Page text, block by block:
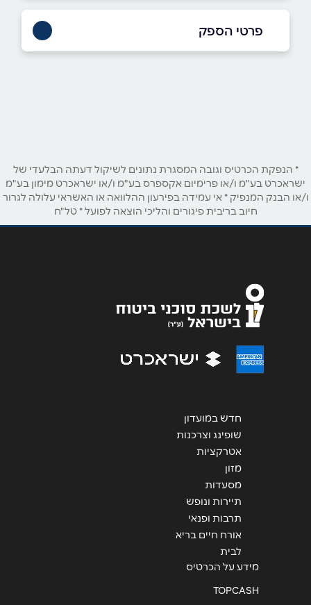
פרטי הספק
1700-70-66-55
באתר בפייסבוק
באינסטגרם
ביוטיוב
שם מלא
אנא חזרו אלי בקשר ל...
* הנפקת הכרטיס וגובה המסגרת נתונים לשיקול דעתה הבלעדי של
ישראכרט בע"מ ו/או פרימיום אקספרס בע"מ ו/או ישראכרט מימון בע"מ
ו/או הבנק המנפיק * אי עמידה בפירעון ההלוואה או האשראי עלולה לגרור
חיוב בריבית פיגורים והליכי הוצאה לפועל * טל"ח
חדש במועדון
שופינג וצרכנות
אטרקציות
מזון
מסעדות
תיירות ונופש
תרבות ופנאי
אורח חיים בריא
לבית
מידע על הכרטיס
TOPCASH